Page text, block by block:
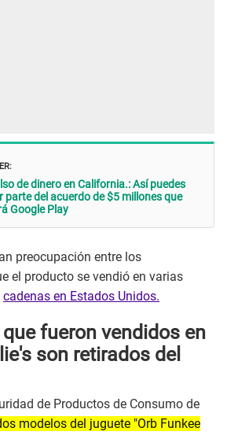
de dinero en California.: Así puedes
parte del acuerdo de $5 millones que
Google Play
preocupación entre los
el producto se vendió en varias
cadenas en Estados Unidos.
fueron vendidos en
son retirados del
de Productos de Consumo de
modelos del juguete "Orb Funkee